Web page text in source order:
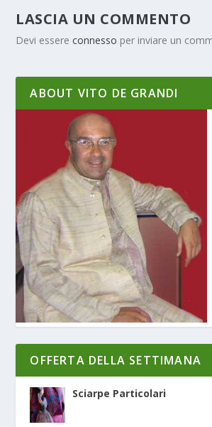
LASCIA UN COMMENTO
Devi essereconnesso per inviare un
ABOUT VITO DE GRANDI
OFFERTA DELLA SETTIMANA
Sciarpe Particolari